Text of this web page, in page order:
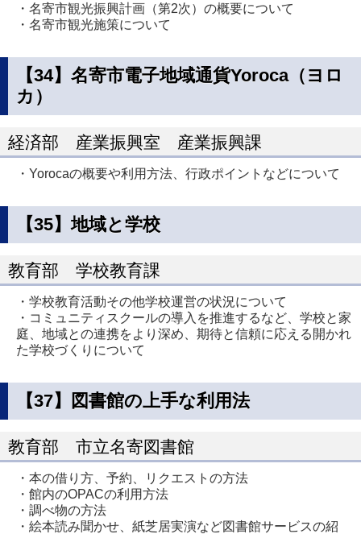
・名寄市観光振興計画（第2次）の概要について
・名寄市観光施策について
【34】名寄市電子地域通貨Yoroca（ヨロ
カ）
経済部 産業振興室 産業振興課
・Yorocaの概要や利用方法、行政ポイントなどについて
【35】地域と学校
教育部 学校教育課
・学校教育活動その他学校運営の状況について
・コミュニティスクールの導入を推進するなど、学校と家
庭、地域との連携をより深め、期待と信頼に応える開かれ
た学校づくりについて
【37】図書館の上手な利用法
教育部 市立名寄図書館
・本の借り方、予約、リクエストの方法
・館内のOPACの利用方法
・調べ物の方法
・絵本読み聞かせ、紙芝居実演など図書館サービスの紹